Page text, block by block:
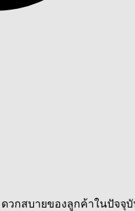
วกสบายของลูกค้าในปัจจุ